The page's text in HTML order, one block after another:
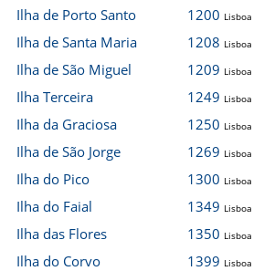
Ilha de Porto Santo
Ilha de Santa Maria
Ilha de São Miguel
Ilha Terceira
Ilha da Graciosa
Ilha de São Jorge
Ilha do Pico
Ilha do Faial
Ilha das Flores
Ilha do Corvo
1200 Lisboa
1208 Lisboa
1209 Lisboa
1249 Lisboa
1250 Lisboa
1269 Lisboa
1300 Lisboa
1349 Lisboa
1350 Lisboa
1399 Lisboa